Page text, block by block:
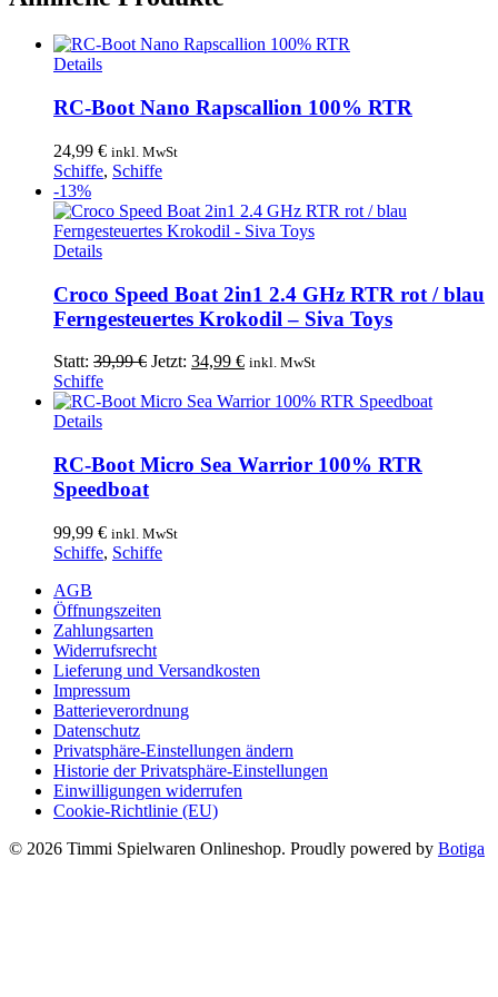
Details
RC-Boot Nano Rapscallion 100% RTR
24,99 € inkl. MwSt
Schiffe, Schiffe
-13%
DetailsDieses
weist
mehrere
Varianten
Die
Optionen
können
auf
Produktseite
gewählt
Croco Speed Boat 2in1 2.4 GHz RTR rot / blau
Ferngesteuertes Krokodil – Siva Toys
Statt: 39,99€ Ursprünglicher
war:
Jetzt: 34,99 €Aktueller
ist:
inkl. MwSt
Schiffe
Details
RC-Boot Micro Sea Warrior 100% RTR
Speedboat
99,99 € inkl. MwSt
Schiffe, Schiffe
AGB
Öffnungszeiten
Zahlungsarten
Widerrufsrecht
Lieferung und Versandkosten
Impressum
Batterieverordnung
Datenschutz
Privatsphäre-Einstellungen ändern
Historie der Privatsphäre-Einstellungen
Einwilligungen widerrufen
Cookie-Richtlinie (EU)
© 2026 Timmi Spielwaren Onlineshop. Proudly powered by Botiga